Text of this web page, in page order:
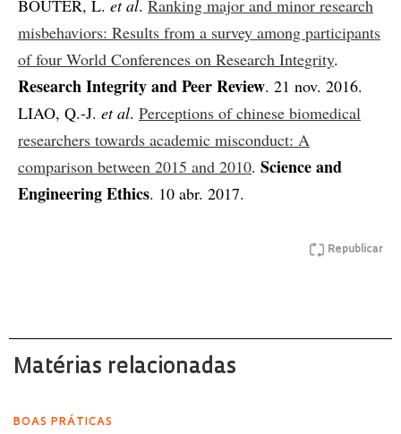
BOUTER, L. et al. Ranking major and minor research
misbehaviors: Results from a survey among participants
of four World Conferences on Research Integrity.
Research Integrity and Peer Review. 21 nov. 2016.
LIAO, Q.-J. et al. Perceptions of chinese biomedical
researchers towards academic misconduct: A
comparison between 2015 and 2010. Science and
Engineering Ethics. 10 abr. 2017.
Republicar